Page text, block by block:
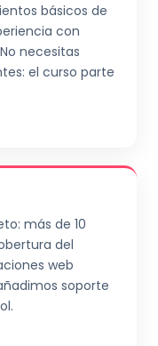
básicos de
con
necesitas
el curso parte
más de 10
del
web
soporte